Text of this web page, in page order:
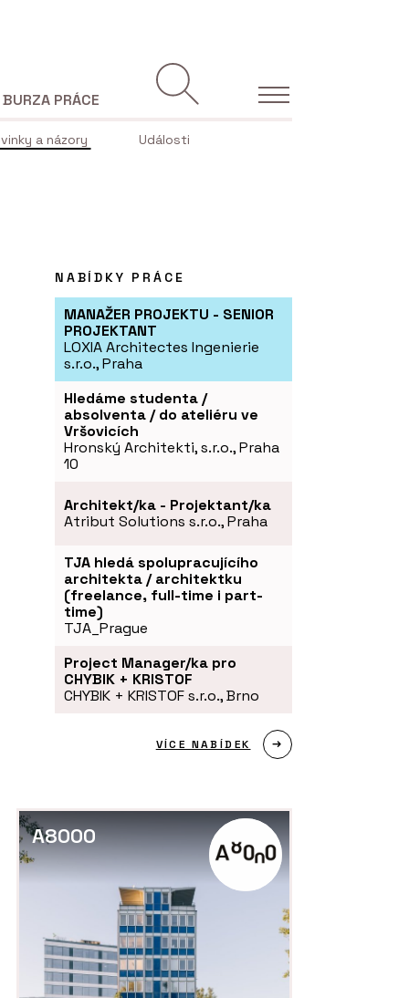
a názory Události
BURZA PRÁCE
NABÍDKY PRÁCE
MANAŽER PROJEKTU - SENIOR
PROJEKTANT
LOXIA Architectes Ingenierie
s.r.o., Praha
Hledáme studenta /
absolventa / do ateliéru ve
Vršovicích
Hronský Architekti, s.r.o., Praha
10
Architekt/ka - Projektant/ka
Atribut Solutions s.r.o., Praha
TJA hledá spolupracujícího
architekta / architektku
(freelance, full-time i part-
time)
TJA_Prague
Project Manager/ka pro
CHYBIK + KRISTOF
CHYBIK + KRISTOF s.r.o., Brno
VÍCE NABÍDEK
A8000